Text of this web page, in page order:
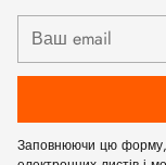
Ваш
email
Заповнюючи цю форму,